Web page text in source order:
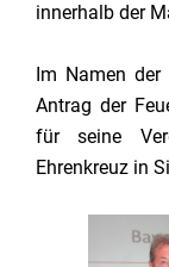
innerhalb der
Im Namen der
Antrag der
für seine
Ehrenkreuz in